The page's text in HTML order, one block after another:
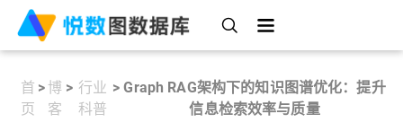
首
页
> 博
客
> 行业
科普
> Graph RAG架构下的知识图谱优化：提升
信息检索效率与质量